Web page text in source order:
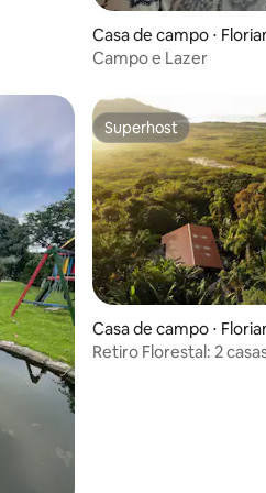
Casa de campo ⋅
Campo e Lazer
Superhost
Superhost
Casa de campo ⋅
Retiro Florestal: 2